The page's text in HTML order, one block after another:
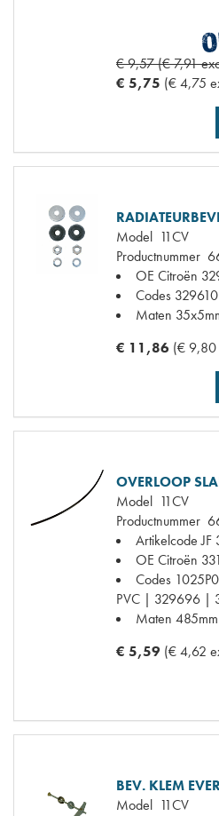
€ 9,57 (€ 7,91
€ 5,75 (€ 4,75
Model 11CV
Productnummer
OE Citroën
Codes
Maten
€ 11,86 (€ 9,80
OVERLOOP
Model 11CV
Productnummer
Artikelcode JF
OE Citroën
Codes
PVC | 329696 |
Maten
€ 5,59 (€ 4,62
BEV. KLEM
Model 11CV